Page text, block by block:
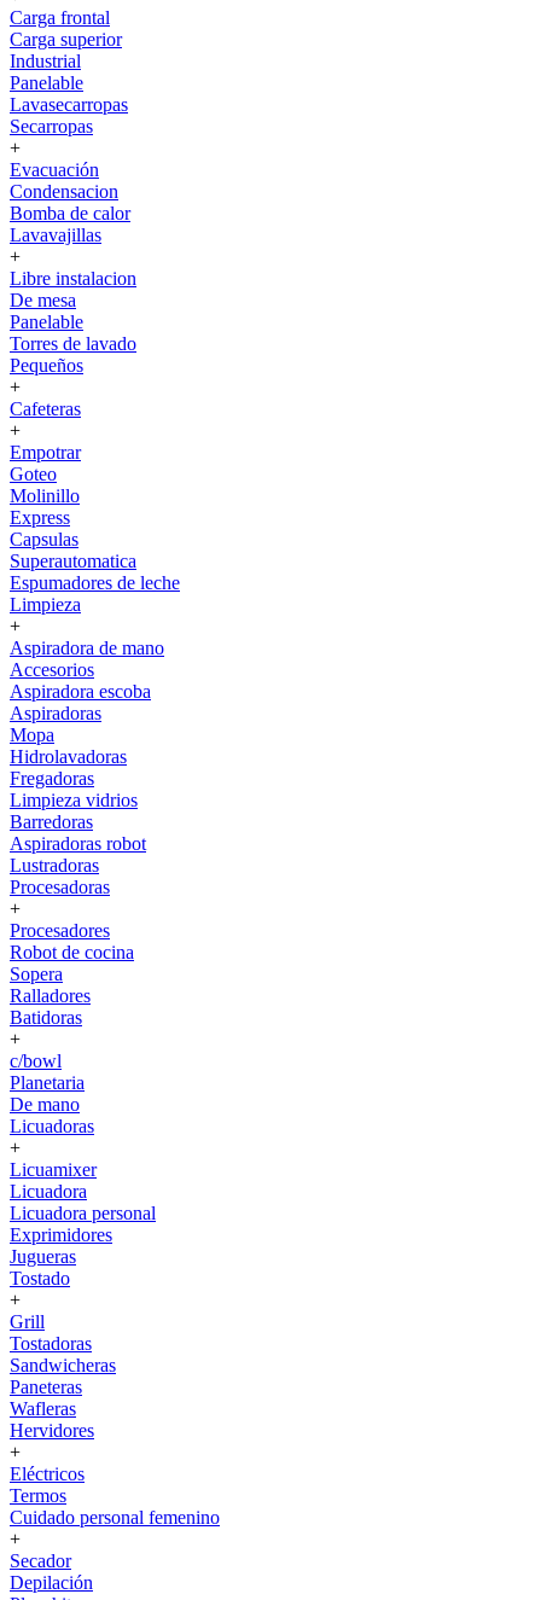
Carga frontal
Carga superior
Industrial
Panelable
Lavasecarropas
Secarropas
+
Evacuación
Condensacion
Bomba de calor
Lavavajillas
+
Libre instalacion
De mesa
Panelable
Torres de lavado
Pequeños
+
Cafeteras
+
Empotrar
Goteo
Molinillo
Express
Capsulas
Superautomatica
Espumadores de leche
Limpieza
+
Aspiradora de mano
Accesorios
Aspiradora escoba
Aspiradoras
Mopa
Hidrolavadoras
Fregadoras
Limpieza vidrios
Barredoras
Aspiradoras robot
Lustradoras
Procesadoras
+
Procesadores
Robot de cocina
Sopera
Ralladores
Batidoras
+
c/bowl
Planetaria
De mano
Licuadoras
+
Licuamixer
Licuadora
Licuadora personal
Exprimidores
Jugueras
Tostado
+
Grill
Tostadoras
Sandwicheras
Paneteras
Wafleras
Hervidores
+
Eléctricos
Termos
Cuidado personal femenino
+
Secador
Depilación